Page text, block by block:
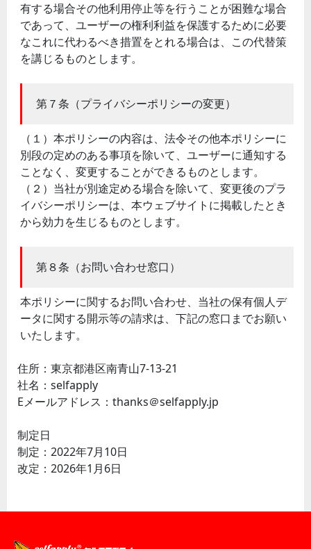
有する場合その他利用停止等を行うことが困難な場合
であって、ユーザーの権利利益を保護するために必要
なこれに代わるべき措置をとれる場合は、この代替策
を講じるものとします。
第７条（プライバシーポリシーの変更）
（１）本ポリシーの内容は、法令その他本ポリシーに
別段の定めのある事項を除いて、ユーザーに通知する
ことなく、変更することができるものとします。
（２）当社が別途定める場合を除いて、変更後のプラ
イバシーポリシーは、本ウェブサイトに掲載したとき
から効力を生じるものとします。
第８条（お問い合わせ窓口）
本ポリシーに関するお問い合わせ、当社の保有個人デ
ータに関する開示等の請求は、下記の窓口までお願い
いたします。
住所：東京都港区南青山7-13-21
社名：selfapply
Eメールアドレス：thanks＠selfapply.jp
制定日
制定：2022年7月10日
改定：2026年1月6日